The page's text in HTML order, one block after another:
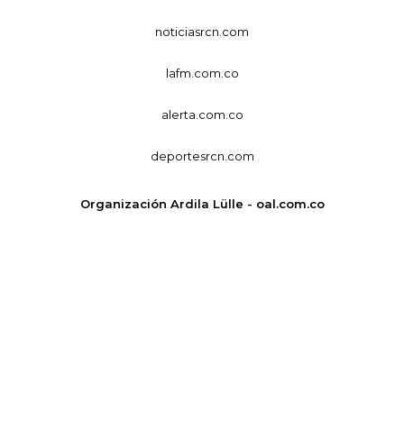
noticiasrcn.com
lafm.com.co
alerta.com.co
deportesrcn.com
Organización Ardila Lülle - oal.com.co